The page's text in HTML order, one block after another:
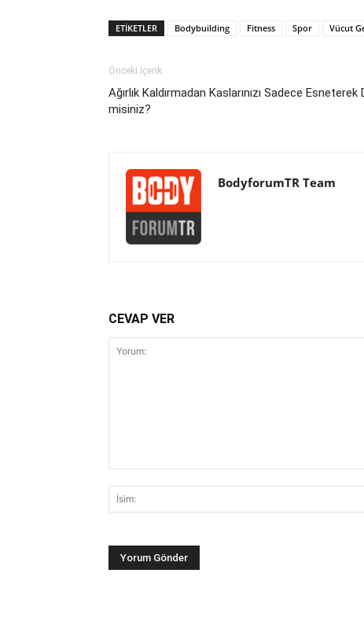
ETIKETLER Bodybuilding Fitness Spor Vücut
Önceki İçerik
Ağırlık Kaldırmadan Kaslarınızı Sadece
misiniz?
BodyforumTR Team
CEVAP VER